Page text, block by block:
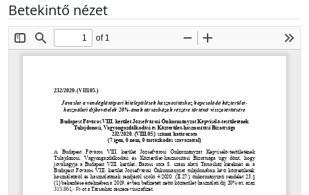
Betekintő nézet